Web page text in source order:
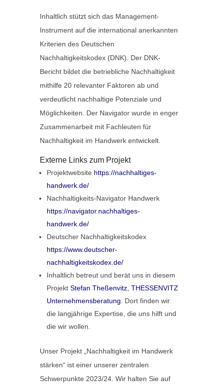
Inhaltlich stützt sich das Management-
Instrument auf die international anerkannten
Kriterien des Deutschen
Nachhaltigkeitskodex (DNK). Der DNK-
Bericht bildet die betriebliche Nachhaltigkeit
mithilfe 20 relevanter Faktoren ab und
verdeutlicht nachhaltige Potenziale und
Möglichkeiten. Der Navigator wurde in enger
Zusammenarbeit mit Fachleuten für
Nachhaltigkeit im Handwerk entwickelt.
Externe Links zum Projekt
Projektwebsite https://nachhaltiges-
handwerk.de/
Nachhaltigkeits-Navigator Handwerk
https://navigator.nachhaltiges-
handwerk.de/
Deutscher Nachhaltigkeitskodex
https://www.deutscher-
nachhaltigkeitskodex.de/
Inhaltlich betreut und berät uns in diesem
Projekt Stefan Theßenvitz, THESSENVITZ
Unternehmensberatung . Dort finden wir
die langjährige Expertise, die uns hilft und
die wir wollen.
Unser Projekt „Nachhaltigkeit im Handwerk
stärken“ ist einer unserer zentralen
Schwerpunkte 2023/24. Wir halten Sie auf